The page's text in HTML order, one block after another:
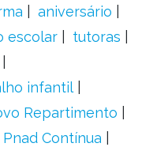
aniversário
escolar
tutoras
infantil
Repartimento
Pnad Contínua